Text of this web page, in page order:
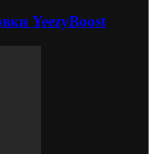
YeezyBoost